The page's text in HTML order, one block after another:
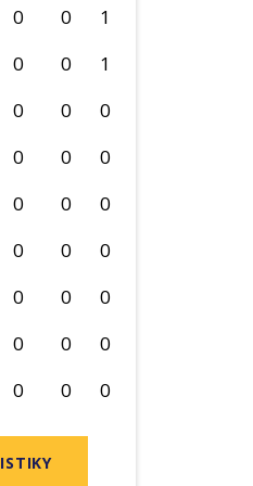
0 0
1
0 0
1
0 0
0
0 0
0
0 0
0
0 0
0
0 0
0
0 0
0
0 0 0